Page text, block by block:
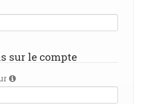
sur le compte